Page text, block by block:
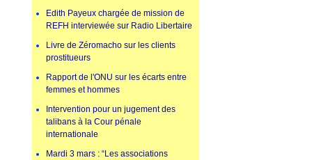
Edith Payeux chargée de mission de
REFH interviewée sur Radio Libertaire
Livre de Zéromacho sur les clients
prostitueurs
Rapport de l'ONU sur les écarts entre
femmes et hommes
Intervention pour un jugement des
talibans à la Cour pénale
internationale
Mardi 3 mars : “Les associations